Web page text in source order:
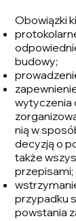
Obowiązki
budowy;
wytyczenia
nią w
decyzją o
także
przepisami;
przypadku
powstania